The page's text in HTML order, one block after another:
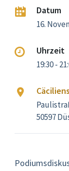
Datum
16.
Uhrzeit
19:30 -
50597